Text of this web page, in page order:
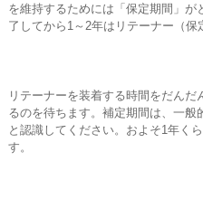
を維持するためには「保定期間」
了してから1～2年はリテーナー（保
リテーナーを装着する時間をだん
るのを待ちます。補定期間は、一
と認識してください。およそ1年く
す。